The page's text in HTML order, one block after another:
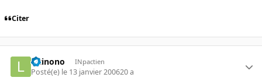
Citer
letinono INpactien
Posté(e) le 13 janvier 200620 a